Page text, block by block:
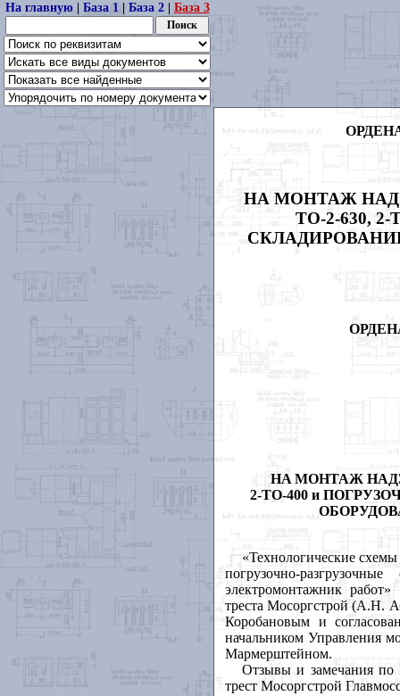
На главную| База 1| База 2| База 3
НА МОНТАЖ
ТО-2-630,
НA МОНТАЖ
2-TO-400 и
«Технологические
погрузочно-
электромонтажник
треста Мосоргстрой (А.Н.
Коробановым и
начальником Управления
Мармерштейном.
Отзывы и замечания
трест Мосоргстрой